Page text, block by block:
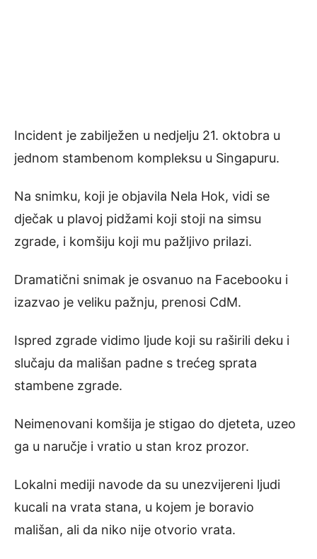
Incident je zabilježen u nedjelju 21. oktobra u
jednom stambenom kompleksu u Singapuru.
Na snimku, koji je objavila Nela Hok, vidi se
dječak u plavoj pidžami koji stoji na simsu
zgrade, i komšiju koji mu pažljivo prilazi.
Dramatični snimak je osvanuo na Facebooku i
izazvao je veliku pažnju, prenosi CdM.
Ispred zgrade vidimo ljude koji su raširili deku i
slučaju da mališan padne s trećeg sprata
stambene zgrade.
Neimenovani komšija je stigao do djeteta, uzeo
ga u naručje i vratio u stan kroz prozor.
Lokalni mediji navode da su unezvijereni ljudi
kucali na vrata stana, u kojem je boravio
mališan, ali da niko nije otvorio vrata.